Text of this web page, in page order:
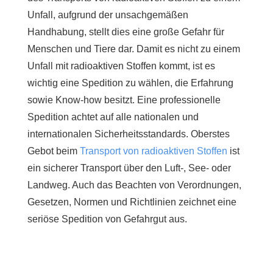
Unfall, aufgrund der unsachgemäßen
Handhabung, stellt dies eine große Gefahr für
Menschen und Tiere dar. Damit es nicht zu einem
Unfall mit radioaktiven Stoffen kommt, ist es
wichtig eine Spedition zu wählen, die Erfahrung
sowie Know-how besitzt. Eine professionelle
Spedition achtet auf alle nationalen und
internationalen Sicherheitsstandards. Oberstes
Gebot beim Transport von radioaktiven Stoffen ist
ein sicherer Transport über den Luft-, See- oder
Landweg. Auch das Beachten von Verordnungen,
Gesetzen, Normen und Richtlinien zeichnet eine
seriöse Spedition von Gefahrgut aus.